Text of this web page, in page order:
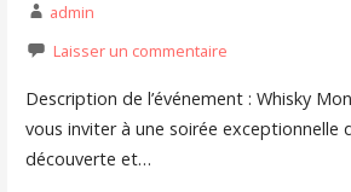
admin
Laisser un commentaire
Description de l’événement : Whisky
vous inviter à une soirée exceptionnelle
découverte et…